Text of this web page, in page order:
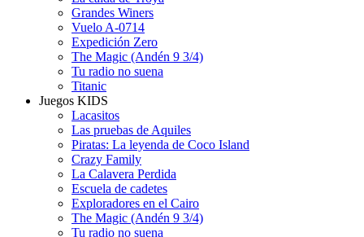
Grandes Winers
Vuelo A-0714
Expedición Zero
The Magic (Andén 9 3/4)
Tu radio no suena
Titanic
Juegos KIDS
Lacasitos
Las pruebas de Aquiles
Piratas: La leyenda de Coco Island
Crazy Family
La Calavera Perdida
Escuela de cadetes
Exploradores en el Cairo
The Magic (Andén 9 3/4)
Tu radio no suena